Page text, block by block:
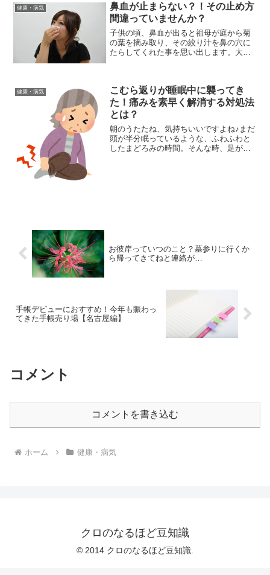
健康・病気
鼻血が止まらない？！その止め方
間違っていませんか？
子供の頃、鼻血が出ると祖母が庭から菊
の葉を摘み取り、その絞り汁を鼻の穴に
たらしてくれた事を思い出します。大人
ん。むしろそんな状況の方が...
健康・病気
こむら返りが睡眠中に襲ってき
た！痛みを素早く解消する対処法
とは？
朝のうたたね、気持ちいいですよね♪まだ
頭が半分眠っているような、ふわふわと
したまどろみの時間。そんな時、足がく
お彼岸っていつのこと？墓参りに行くか
ら帰ってきてねと連絡が…
手帳デビューにおすすめ！今年も賑わっ
てきた手帳売り場【名古屋編】
コメント
コメントを書き込む
ホーム 健康・病気
クロのなるほど豆知識
© 2014 クロのなるほど豆知識.